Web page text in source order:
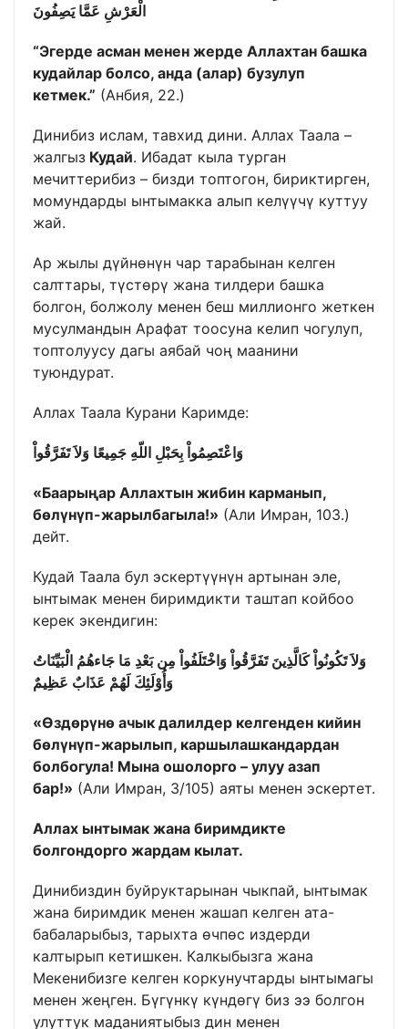
الْعَرْشِ عَمَّا يَصِفُونَ
“Эгерде асман менен жерде Аллахтан башка
кудайлар болсо, анда (алар) бузулуп
кетмек.” (Анбия, 22.)
Динибиз ислам, тавхид дини. Аллах Таала –
жалгыз Кудай. Ибадат кыла турган
мечиттерибиз – бизди топтогон, бириктирген,
момундарды ынтымакка алып келүүчү куттуу
жай.
Ар жылы дүйнөнүн чар тарабынан келген
салттары, түстөрү жана тилдери башка
болгон, болжолу менен беш миллионго жеткен
мусулмандын Арафат тоосуна келип чогулуп,
топтолуусу дагы аябай чоң маанини
туюндурат.
Аллах Таала Курани Каримде:
وَاعْتَصِمُواْ بِحَبْلِ اللّهِ جَمِيعًا وَلاَ تَفَرَّقُواْ
«Баарыңар Аллахтын жибин карманып,
бөлүнүп-жарылбагыла!» (Али Имран, 103.)
дейт.
Кудай Таала бул эскертүүнүн артынан эле,
ынтымак менен биримдикти таштап койбоо
керек экендигин:
وَلاَ تَكُونُواْ كَالَّذِينَ تَفَرَّقُواْ وَاخْتَلَفُواْ مِن بَعْدِ مَا جَاءهُمُ الْبَيِّنَاتُ
وَأُوْلَئِكَ لَهُمْ عَذَابٌ عَظِيمٌ
«Өздөрүнө ачык далилдер келгенден кийин
бөлүнүп-жарылып, каршылашкандардан
болбогула! Мына ошолорго – улуу азап
бар!» (Али Имран, 3/105) аяты менен эскертет.
Аллах ынтымак жана биримдикте
болгондорго жардам кылат.
Динибиздин буйруктарынан чыкпай, ынтымак
жана биримдик менен жашап келген ата-
бабаларыбыз, тарыхта өчпөс издерди
калтырып кетишкен. Калкыбызга жана
Мекенибизге келген коркунучтарды ынтымагы
менен жеңген. Бүгүнкү күндөгү биз ээ болгон
улуттук маданиятыбыз дин менен